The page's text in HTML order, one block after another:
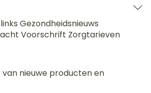
Gezondheidsnieuws
Voorschrift Zorgtarieven
van nieuwe producten en